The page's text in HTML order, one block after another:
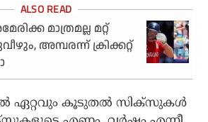
മാത്രമല്ല മറ്റ്
അമ്പരന്ന് ക്രിക്കറ്റ്
ഏറ്റവും കൂടുതല്‍ സിക്‌സുകള്‍